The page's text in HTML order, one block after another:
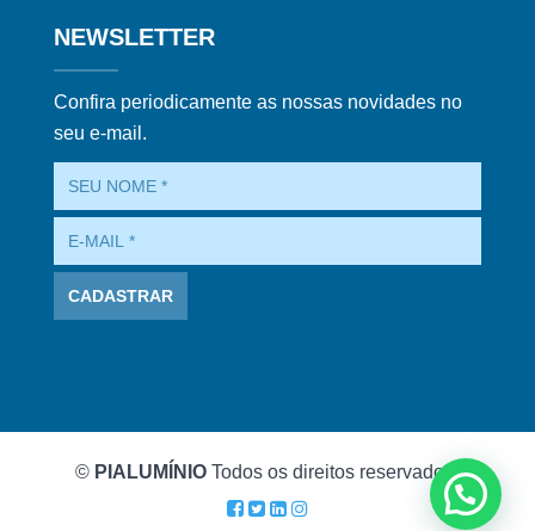
NEWSLETTER
Confira periodicamente as nossas novidades no
seu e-mail.
© PIALUMÍNIO Todos os direitos reservados.